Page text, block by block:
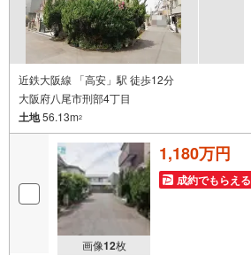
近鉄大阪線 「高安」駅 徒歩12分
大阪府八尾市刑部4丁目
土地56.13m2
画像12枚
1,180万円
成約でもらえる